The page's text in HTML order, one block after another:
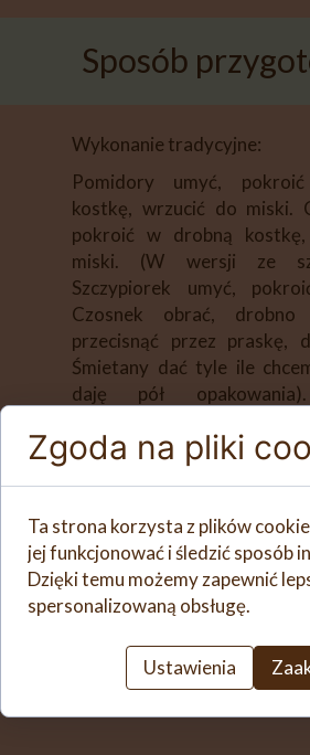
Sposób
Wykonanie tradycyjne:
Pomidory umyć,
kostkę, wrzucić do miski.
pokroić w drobną
miski. (W wersji ze
Szczypiorek umyć,
Czosnek obrać,
przecisnąć przez praskę,
Śmietany dać tyle ile
daję pół
smaku.
Zgoda na pliki
Ta strona korzysta z plików
jej funkcjonować i śledzić sposób
Dzięki temu możemy zapewnić
spersonalizowaną obsługę.
Ustawienia